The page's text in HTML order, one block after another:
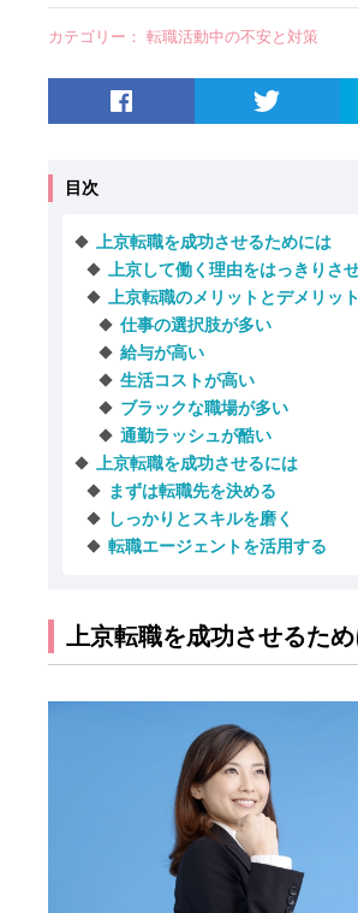
カテゴリー： 転職活動中の不安と対策
目次
上京転職を成功させるためには
上京して働く理由をはっきりさ
上京転職のメリットとデメリット
仕事の選択肢が多い
給与が高い
生活コストが高い
ブラックな職場が多い
通勤ラッシュが酷い
上京転職を成功させるには
まずは転職先を決める
しっかりとスキルを磨く
転職エージェントを活用する
上京転職を成功させるた